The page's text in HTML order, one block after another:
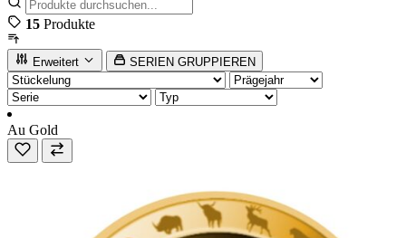
15 Produkte
Erweitert SERIEN GRUPPIEREN
Au Gold